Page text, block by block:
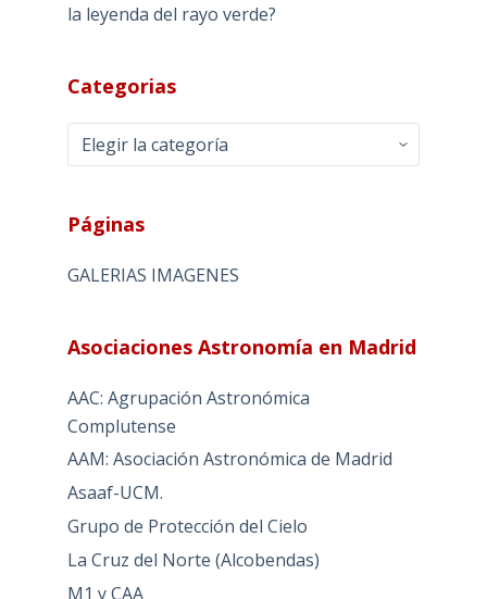
la leyenda del rayo verde?
Categorias
Categorias
Páginas
GALERIAS IMAGENES
Asociaciones Astronomía en Madrid
AAC: Agrupación Astronómica
Complutense
AAM: Asociación Astronómica de Madrid
Asaaf-UCM.
Grupo de Protección del Cielo
La Cruz del Norte (Alcobendas)
M1 y CAA